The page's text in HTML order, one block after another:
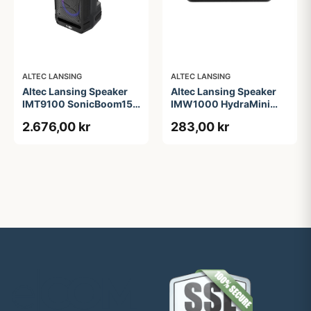
ALTEC LANSING
Altec Lansing Speaker
IMT9100 SonicBoom150
2.676,00 kr
ALTEC LANSING
Altec Lansing Speaker
IMW1000 HydraMini
283,00 kr